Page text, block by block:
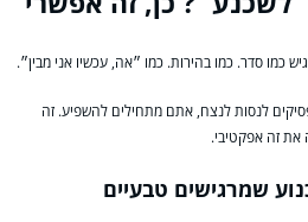
כמו סדר. כמו בהירות. כמו ״אה, עכשיו אני מבין״.
לנסות לנצח, אתם מתחילים להשפיע. זה
את זה אפקטיבי.